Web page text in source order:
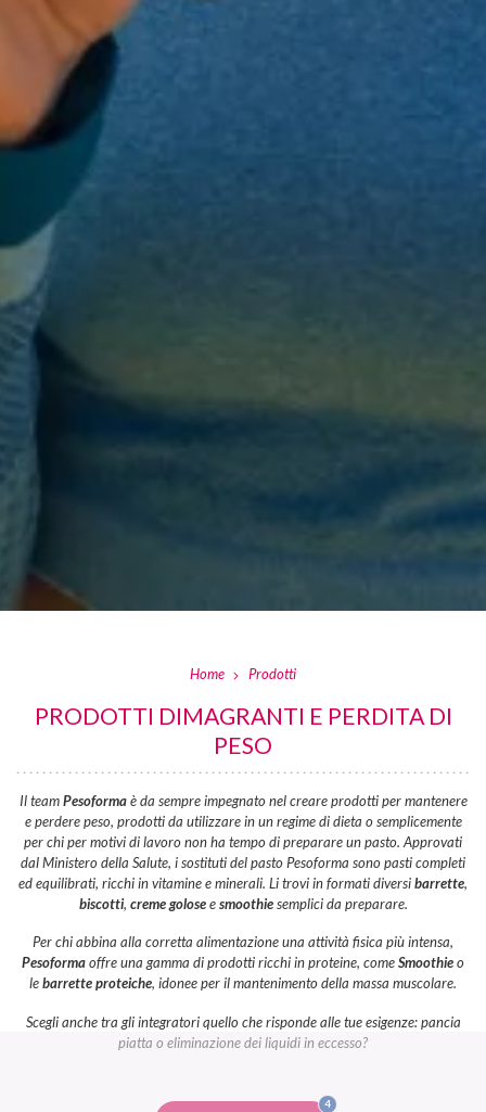
Home Prodotti
PRODOTTI DIMAGRANTI E PERDITA DI
PESO
Il teamPesoformaè da sempre impegnato nel creare prodotti per mantenere
e perdere peso, prodotti da utilizzare in un regime di dieta o semplicemente
per chi per motivi di lavoro non ha tempo di preparare un pasto. Approvati
dal Ministero della Salute, i sostituti del pasto Pesoforma sono pasti completi
ed equilibrati, ricchi in vitamine e minerali. Li trovi in formati diversibarrette,
biscotti, creme goloseesmoothiesemplici da preparare.
Per chi abbina alla corretta alimentazione una attività fisica più intensa,
Pesoformaoffre una gamma di prodotti ricchi in proteine, comeSmoothieo
lebarrette proteiche, idonee per il mantenimento della massa muscolare.
Scegli anche tra gli integratori quello che risponde alle tue esigenze: pancia
piatta o eliminazione dei liquidi in eccesso?
4FILTRI